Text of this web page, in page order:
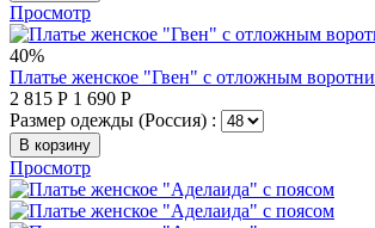
Просмотр
40%
Платье женское "Гвен" с отложным
2 815 Р 1 690 Р
Размер одежды (Россия) :
В корзину
Просмотр